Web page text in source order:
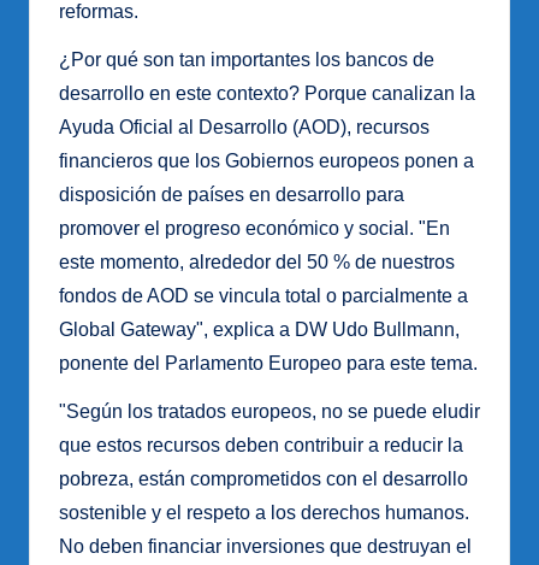
reformas.
¿Por qué son tan importantes los bancos de
desarrollo en este contexto? Porque canalizan la
Ayuda Oficial al Desarrollo (AOD), recursos
financieros que los Gobiernos europeos ponen a
disposición de países en desarrollo para
promover el progreso económico y social. "En
este momento, alrededor del 50 % de nuestros
fondos de AOD se vincula total o parcialmente a
Global Gateway", explica a DW Udo Bullmann,
ponente del Parlamento Europeo para este tema.
"Según los tratados europeos, no se puede eludir
que estos recursos deben contribuir a reducir la
pobreza, están comprometidos con el desarrollo
sostenible y el respeto a los derechos humanos.
No deben financiar inversiones que destruyan el